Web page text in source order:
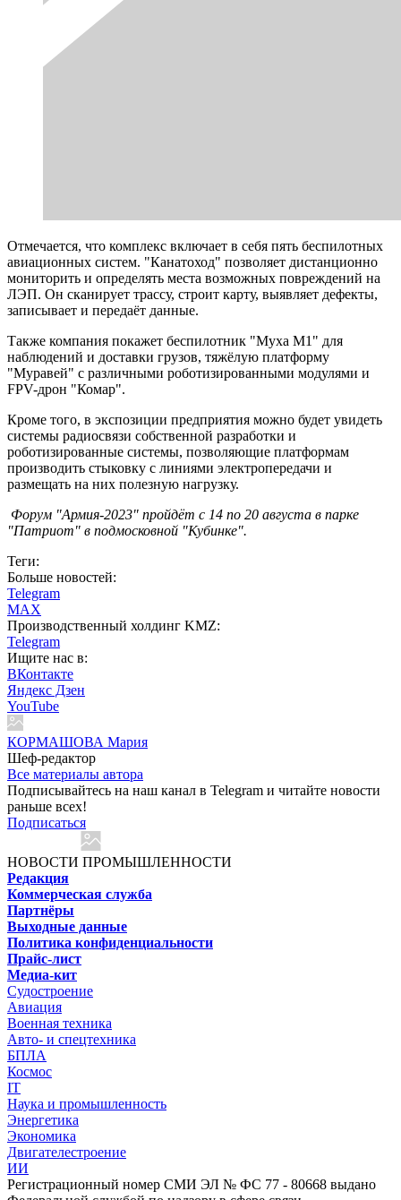
Отмечается, что комплекс включает в себя пять беспилотных
авиационных систем. "Канатоход" позволяет дистанционно
мониторить и определять места возможных повреждений на
ЛЭП. Он сканирует трассу, строит карту, выявляет дефекты,
записывает и передаёт данные.
Также компания покажет беспилотник "Муха М1" для
наблюдений и доставки грузов, тяжёлую платформу
"Муравей" с различными роботизированными модулями и
FPV-дрон "Комар".
Кроме того, в экспозиции предприятия можно будет увидеть
системы радиосвязи собственной разработки и
роботизированные системы, позволяющие платформам
производить стыковку с линиями электропередачи и
размещать на них полезную нагрузку.
Форум "Армия-2023" пройдёт с 14 по 20 августа в парке
"Патриот" в подмосковной "Кубинке".
Теги:
Больше новостей:
Telegram
MAX
Производственный холдинг KMZ:
Telegram
Ищите нас в:
ВКонтакте
Яндекс Дзен
YouTube
КОРМАШОВА Мария
Шеф-редактор
Все материалы автора
Подписывайтесь на наш канал в Telegram и читайте новости
раньше всех!
Подписаться
НОВОСТИ ПРОМЫШЛЕННОСТИ
Редакция
Коммерческая служба
Партнёры
Выходные данные
Политика конфиденциальности
Прайс-лист
Медиа-кит
Судостроение
Авиация
Военная техника
Авто- и спецтехника
БПЛА
Космос
IT
Наука и промышленность
Энергетика
Экономика
Двигателестроение
ИИ
Регистрационный номер СМИ ЭЛ № ФС 77 - 80668 выдано